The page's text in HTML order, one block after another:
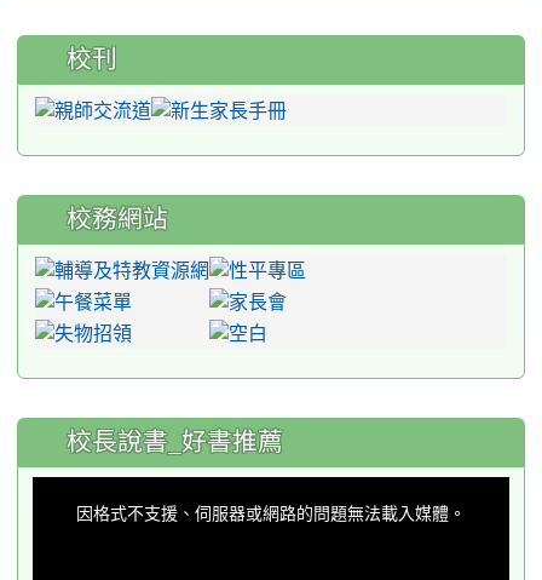
校刊
校務網站
:::
校長說書_好書推薦
因格式不支援、伺服器或網路的問題無法載入媒體。